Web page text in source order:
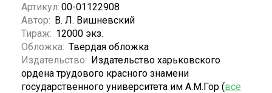
Артикул: 00-01122908
Автор: В. Л. Вишневский
Тираж: 12000 экз.
Обложка: Твердая обложка
Издательство: Издательство харьковского
ордена трудового красного знамени
государственного университета им А.М.Гор (все